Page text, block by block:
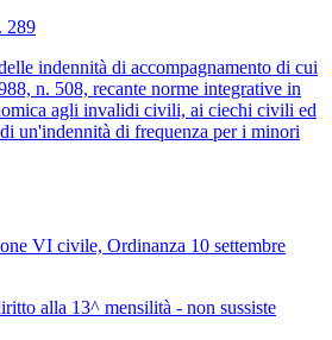
289
indennità di accompagnamento di cui
n. 508, recante norme integrative in
agli invalidi civili, ai ciechi civili ed
un'indennità di frequenza per i minori
VI civile, Ordinanza 10 settembre
alla 13^ mensilità - non sussiste